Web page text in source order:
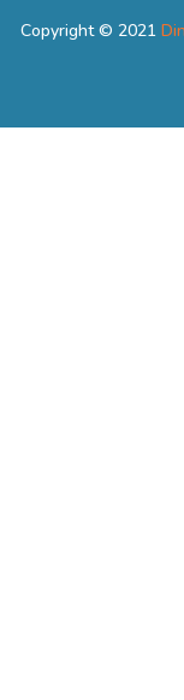
Copyright © 2021